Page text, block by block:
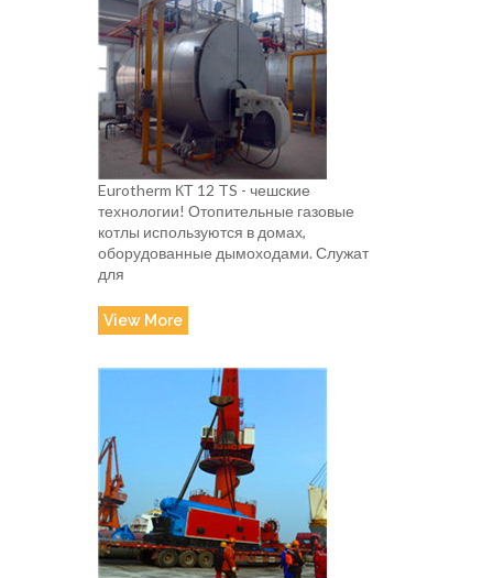
Eurotherm КТ 12 TS - чешские
технологии! Отопительные газовые
котлы используются в домах,
оборудованные дымоходами. Служат
для
View More